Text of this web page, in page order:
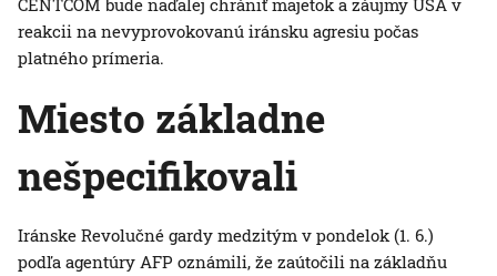
CENTCOM bude naďalej chrániť majetok a záujmy USA v
reakcii na nevyprovokovanú iránsku agresiu počas
platného prímeria.
Miesto základne
nešpecifikovali
Iránske Revolučné gardy medzitým v pondelok (1. 6.)
podľa agentúry AFP oznámili, že zaútočili na základňu